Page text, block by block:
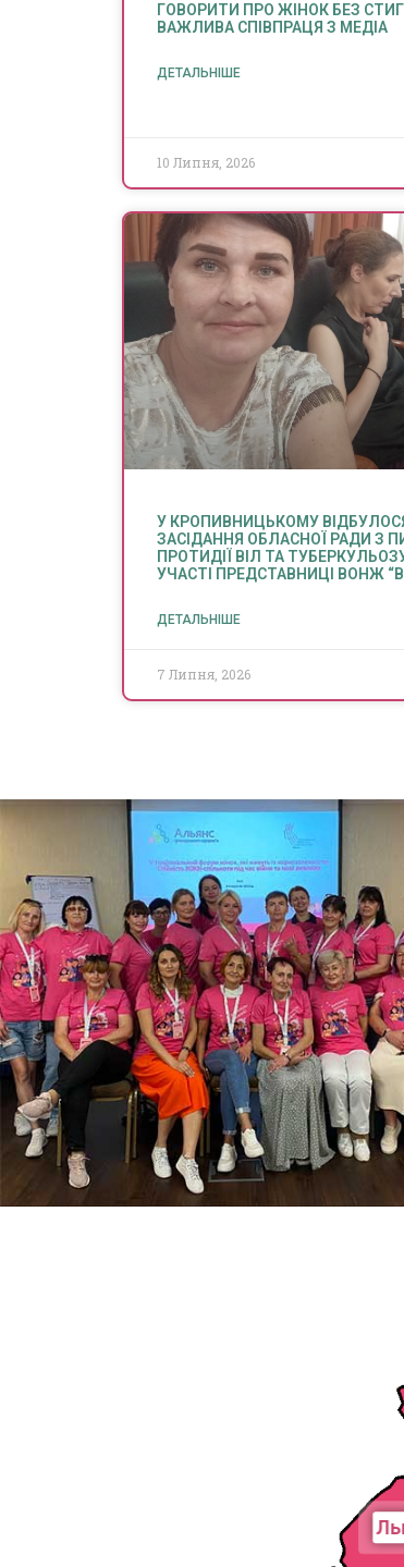
ГОВОРИТИ ПРО ЖІНОК БЕЗ
ВАЖЛИВА СПІВПРАЦЯ З МЕДІА
ДЕТАЛЬНІШЕ
10 Липня, 2026
У КРОПИВНИЦЬКОМУ
ЗАСІДАННЯ ОБЛАСНОЇ РАДИ З
ПРОТИДІЇ ВІЛ ТА
УЧАСТІ ПРЕДСТАВНИЦІ ВОНЖ
ДЕТАЛЬНІШЕ
7 Липня, 2026